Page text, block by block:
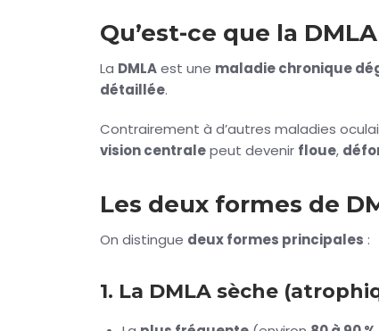
Qu’est-ce que la
La DMLAest une maladie chronique
détaillée.
Contrairement à d’autres maladies
vision centralepeut devenir floue,
Les deux formes de
On distingue deux formes principales :
1. La DMLA sèche